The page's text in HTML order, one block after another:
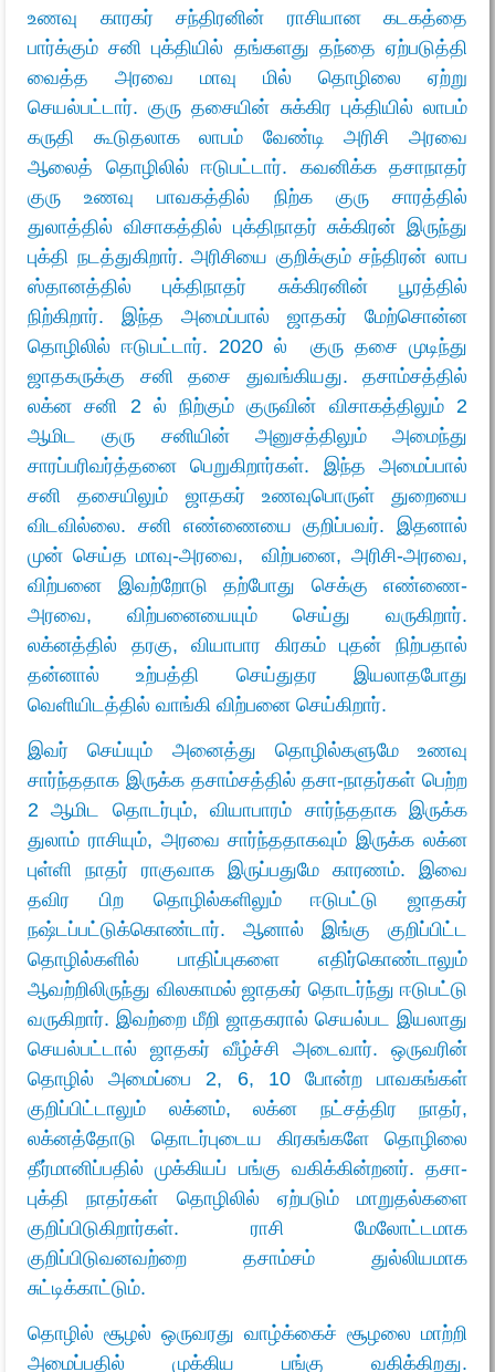
உணவு காரகர் சந்திரனின் ராசியான கடகத்தை
பார்க்கும் சனி புக்தியில் தங்களது தந்தை ஏற்படுத்தி
வைத்த அரவை மாவு மில் தொழிலை ஏற்று
செயல்பட்டார். குரு தசையின் சுக்கிர புக்தியில் லாபம்
கருதி கூடுதலாக லாபம் வேண்டி அரிசி அரவை
ஆலைத் தொழிலில் ஈடுபட்டார். கவனிக்க தசாநாதர்
குரு உணவு பாவகத்தில் நிற்க குரு சாரத்தில்
துலாத்தில் விசாகத்தில் புக்திநாதர் சுக்கிரன் இருந்து
புக்தி நடத்துகிறார். அரிசியை குறிக்கும் சந்திரன் லாப
ஸ்தானத்தில் புக்திநாதர் சுக்கிரனின் பூரத்தில்
நிற்கிறார். இந்த அமைப்பால் ஜாதகர் மேற்சொன்ன
தொழிலில் ஈடுபட்டார். 2020 ல் குரு தசை முடிந்து
ஜாதகருக்கு சனி தசை துவங்கியது. தசாம்சத்தில்
லக்ன சனி 2 ல் நிற்கும் குருவின் விசாகத்திலும் 2
ஆமிட குரு சனியின் அனுசத்திலும் அமைந்து
சாரப்பரிவர்த்தனை பெறுகிறார்கள். இந்த அமைப்பால்
சனி தசையிலும் ஜாதகர் உணவுபொருள் துறையை
விடவில்லை. சனி எண்ணையை குறிப்பவர். இதனால்
முன் செய்த மாவு-அரவை, விற்பனை, அரிசி-அரவை,
விற்பனை இவற்றோடு தற்போது செக்கு எண்ணை-
அரவை, விற்பனையையும் செய்து வருகிறார்.
லக்னத்தில் தரகு, வியாபார கிரகம் புதன் நிற்பதால்
தன்னால் உற்பத்தி செய்துதர இயலாதபோது
வெளியிடத்தில் வாங்கி விற்பனை செய்கிறார்.
இவர் செய்யும் அனைத்து தொழில்களுமே உணவு
சார்ந்ததாக இருக்க தசாம்சத்தில் தசா-நாதர்கள் பெற்ற
2 ஆமிட தொடர்பும், வியாபாரம் சார்ந்ததாக இருக்க
துலாம் ராசியும், அரவை சார்ந்ததாகவும் இருக்க லக்ன
புள்ளி நாதர் ராகுவாக இருப்பதுமே காரணம். இவை
தவிர பிற தொழில்களிலும் ஈடுபட்டு ஜாதகர்
நஷ்டப்பட்டுக்கொண்டார். ஆனால் இங்கு குறிப்பிட்ட
தொழில்களில் பாதிப்புகளை எதிர்கொண்டாலும்
ஆவற்றிலிருந்து விலகாமல் ஜாதகர் தொடர்ந்து ஈடுபட்டு
வருகிறார். இவற்றை மீறி ஜாதகரால் செயல்பட இயலாது
செயல்பட்டால் ஜாதகர் வீழ்ச்சி அடைவார். ஒருவரின்
தொழில் அமைப்பை 2, 6, 10 போன்ற பாவகங்கள்
குறிப்பிட்டாலும் லக்னம், லக்ன நட்சத்திர நாதர்,
லக்னத்தோடு தொடர்புடைய கிரகங்களே தொழிலை
தீர்மானிப்பதில் முக்கியப் பங்கு வகிக்கின்றனர். தசா-
புக்தி நாதர்கள் தொழிலில் ஏற்படும் மாறுதல்களை
குறிப்பிடுகிறார்கள். ராசி மேலோட்டமாக
குறிப்பிடுவனவற்றை தசாம்சம் துல்லியமாக
சுட்டிக்காட்டும்.
தொழில் சூழல் ஒருவரது வாழ்க்கைச் சூழலை மாற்றி
அமைப்பதில் முக்கிய பங்கு வகிக்கிறது.